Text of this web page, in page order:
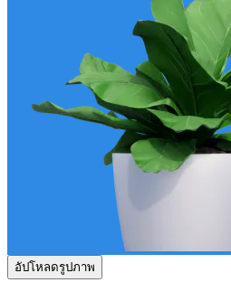
อัปโหลดรูปภาพ